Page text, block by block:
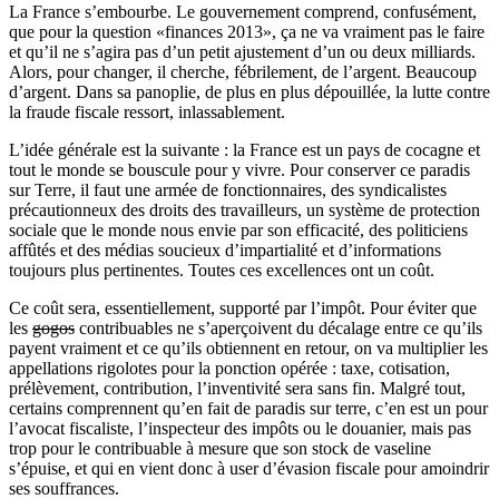
La France s’embourbe. Le gouvernement comprend, confusément,
que pour la question «finances 2013», ça ne va vraiment pas le faire
et qu’il ne s’agira pas d’un petit ajustement d’un ou deux milliards.
Alors, pour changer, il cherche, fébrilement, de l’argent. Beaucoup
d’argent. Dans sa panoplie, de plus en plus dépouillée, la lutte contre
la fraude fiscale ressort, inlassablement.
L’idée générale est la suivante : la France est un pays de cocagne et
tout le monde se bouscule pour y vivre. Pour conserver ce paradis
sur Terre, il faut une armée de fonctionnaires, des syndicalistes
précautionneux des droits des travailleurs, un système de protection
sociale que le monde nous envie par son efficacité, des politiciens
affûtés et des médias soucieux d’impartialité et d’informations
toujours plus pertinentes. Toutes ces excellences ont un coût.
Ce coût sera, essentiellement, supporté par l’impôt. Pour éviter que
les gogos contribuables ne s’aperçoivent du décalage entre ce qu’ils
payent vraiment et ce qu’ils obtiennent en retour, on va multiplier les
appellations rigolotes pour la ponction opérée : taxe, cotisation,
prélèvement, contribution, l’inventivité sera sans fin. Malgré tout,
certains comprennent qu’en fait de paradis sur terre, c’en est un pour
l’avocat fiscaliste, l’inspecteur des impôts ou le douanier, mais pas
trop pour le contribuable à mesure que son stock de vaseline
s’épuise, et qui en vient donc à user d’évasion fiscale pour amoindrir
ses souffrances.